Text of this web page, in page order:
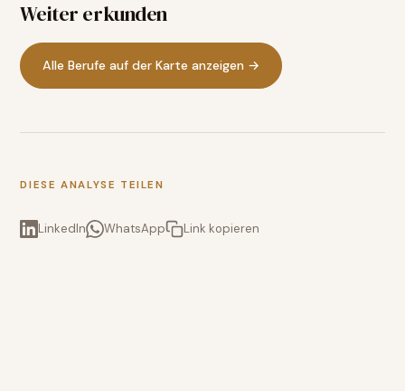
Weiter erkunden
Alle Berufe auf der Karte anzeigen →
DIESE ANALYSE TEILEN
LinkedIn WhatsApp Link kopieren